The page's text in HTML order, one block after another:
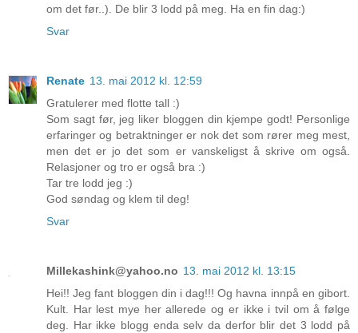
om det før..). De blir 3 lodd på meg. Ha en fin dag:)
Svar
Renate 13. mai 2012 kl. 12:59
Gratulerer med flotte tall :)
Som sagt før, jeg liker bloggen din kjempe godt! Personlige
erfaringer og betraktninger er nok det som rører meg mest,
men det er jo det som er vanskeligst å skrive om også.
Relasjoner og tro er også bra :)
Tar tre lodd jeg :)
God søndag og klem til deg!
Svar
Millekashink@yahoo.no 13. mai 2012 kl. 13:15
Hei!! Jeg fant bloggen din i dag!!! Og havna innpå en gibort.
Kult. Har lest mye her allerede og er ikke i tvil om å følge
deg. Har ikke blogg enda selv da derfor blir det 3 lodd på